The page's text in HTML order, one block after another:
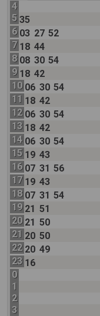
4
5 35
6 03 27 52
7 18 44
8 08 30 54
9 18 42
10 06 30 54
11 18 42
12 06 30 54
13 18 42
14 06 30 54
15 19 43
16 07 31 56
17 19 43
18 07 31 54
19 21 51
20 21 50
21 20 50
22 20 49
23 16
0
1
2
3